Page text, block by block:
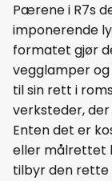
Pærene i R7s
imponerende
formatet gjør
vegglamper
til sin rett i
verksteder, der
Enten det er
eller målrettet
tilbyr den rette